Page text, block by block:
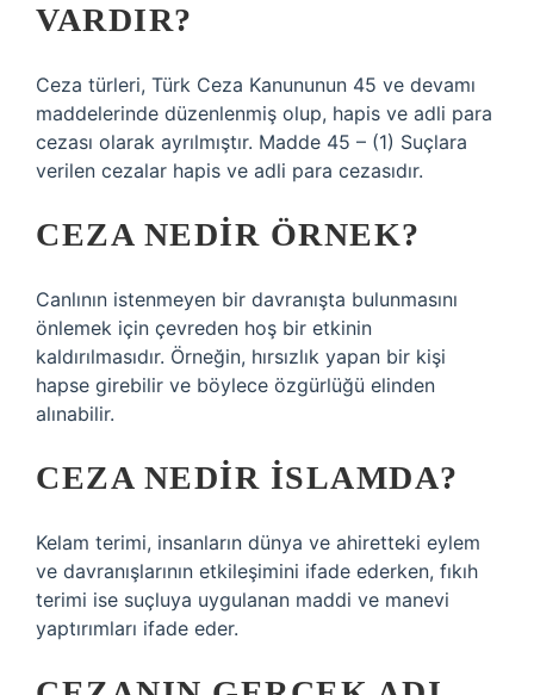
VARDIR?
Ceza türleri, Türk Ceza Kanununun 45 ve devamı
maddelerinde düzenlenmiş olup, hapis ve adli para
cezası olarak ayrılmıştır. Madde 45 – (1) Suçlara
verilen cezalar hapis ve adli para cezasıdır.
CEZA NEDIR ÖRNEK?
Canlının istenmeyen bir davranışta bulunmasını
önlemek için çevreden hoş bir etkinin
kaldırılmasıdır. Örneğin, hırsızlık yapan bir kişi
hapse girebilir ve böylece özgürlüğü elinden
alınabilir.
CEZA NEDIR ISLAMDA?
Kelam terimi, insanların dünya ve ahiretteki eylem
ve davranışlarının etkileşimini ifade ederken, fıkıh
terimi ise suçluya uygulanan maddi ve manevi
yaptırımları ifade eder.